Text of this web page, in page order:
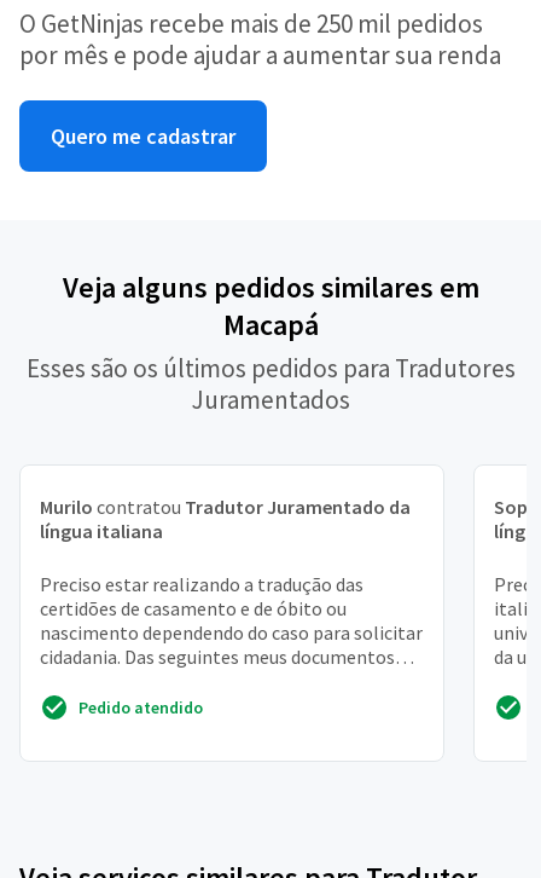
O GetNinjas recebe mais de 250 mil pedidos
por mês e pode ajudar a aumentar sua renda
Quero me cadastrar
Veja alguns pedidos similares em
Macapá
Esses são os últimos pedidos para Tradutores
Juramentados
Murilo contratou Tradutor Juramentado da
língua italiana
Preciso estar realizando a tradução das
certidões de casamento e de óbito ou
nascimento dependendo do caso para solicitar
cidadania. Das seguintes meus documentos
Pedido atendido
da